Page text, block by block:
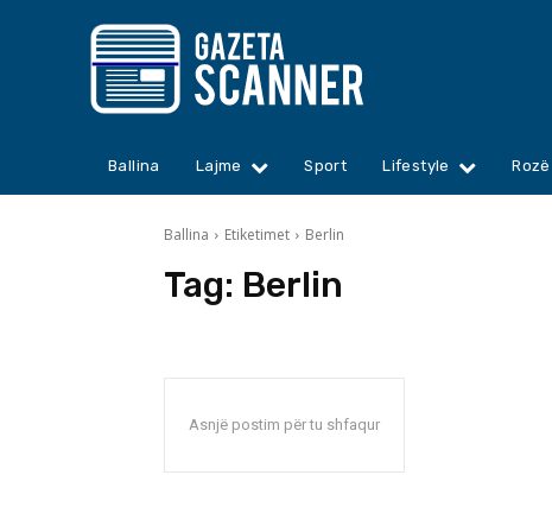
Ballina Lajme Sport Lifestyle Rozë
Ballina Etiketimet Berlin
Tag: Berlin
Asnjë postim për tu shfaqur